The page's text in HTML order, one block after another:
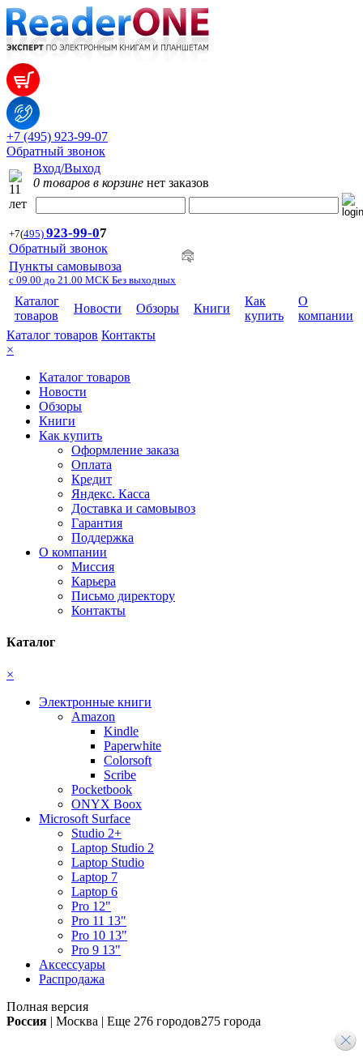
+7 (495) 923-99-07
Обратный звонок
Вход/Выход
0 товаров в корзине нет заказов
+7(495) 923-99-07
Обратный звонок
Пункты самовывоза
с 09.00 до 21.00 МСК Без выходных
Каталог
товаров
Новости Обзоры Книги
Как
купить
О
компании
Каталог товаров Контакты
×
Каталог товаров
Новости
Обзоры
Книги
Как купить
Оформление заказа
Оплата
Кредит
Яндекс. Касса
Доставка и самовывоз
Гарантия
Поддержка
О компании
Миссия
Карьера
Письмо директору
Контакты
Каталог
×
Электронные книги
Amazon
Kindle
Paperwhite
Colorsoft
Scribe
Pocketbook
ONYX Boox
Microsoft Surface
Studio 2+
Laptop Studio 2
Laptop Studio
Laptop 7
Laptop 6
Pro 12"
Pro 11 13"
Pro 10 13"
Pro 9 13"
Аксессуары
Распродажа
Полная версия
Россия | Москва | Еще 276 городов275 города